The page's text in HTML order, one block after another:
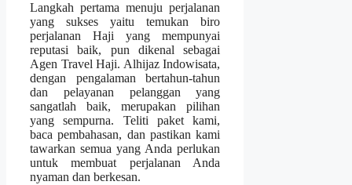
Langkah pertama menuju perjalanan
yang sukses yaitu temukan biro
perjalanan Haji yang mempunyai
reputasi baik, pun dikenal sebagai
Agen Travel Haji. Alhijaz Indowisata,
dengan pengalaman bertahun-tahun
dan pelayanan pelanggan yang
sangatlah baik, merupakan pilihan
yang sempurna. Teliti paket kami,
baca pembahasan, dan pastikan kami
tawarkan semua yang Anda perlukan
untuk membuat perjalanan Anda
nyaman dan berkesan.